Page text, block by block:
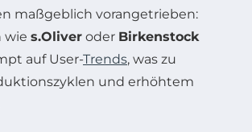
maßgeblich vorangetrieben:
wie s.Oliver oder Birkenstock
auf User-Trends, was zu
und erhöhtem